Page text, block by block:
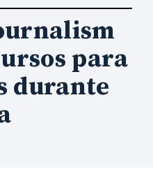
para
durante